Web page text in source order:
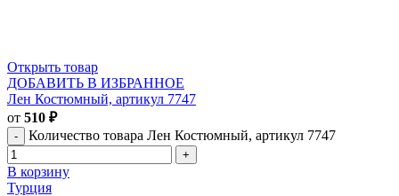
Открыть товар
ДОБАВИТЬ В ИЗБРАННОЕ
Лен Костюмный, артикул 7747
от 510 ₽
Количество товара Лен Костюмный, артикул 7747
В корзину
Турция